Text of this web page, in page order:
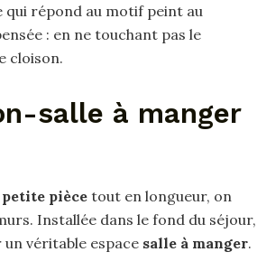
qui répond au motif peint au
: en ne touchant pas le
cloison.
salle à manger
petite pièce tout en longueur, on
Installée dans le fond du séjour,
véritable espace salle à manger.